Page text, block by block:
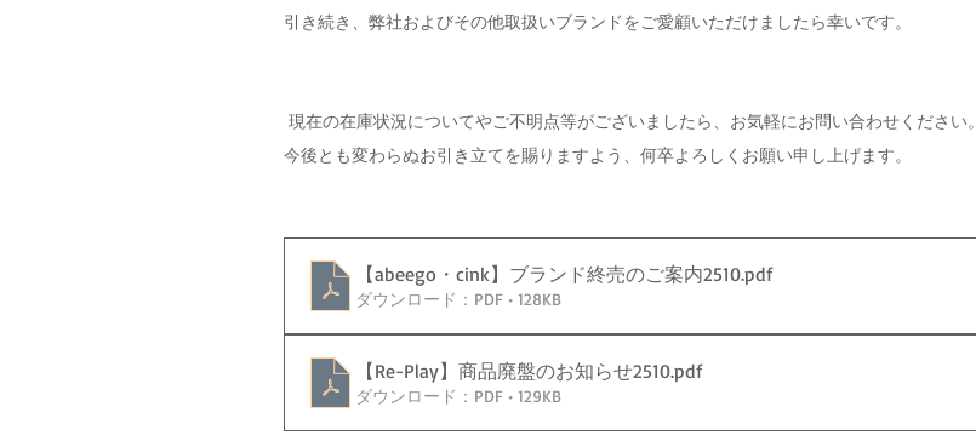
引き続き、弊社およびその他取扱いブランドをご愛顧いただけましたら幸いです。
現在の在庫状況についてやご不明点等がございましたら、お気軽にお問い合わせください。
今後とも変わらぬお引き立てを賜りますよう、何卒よろしくお願い申し上げます。
【abeego・cink】ブランド終売のご案内2510.pdf
ダウンロード：PDF • 128KB
【Re-Play】商品廃盤のお知らせ2510.pdf
ダウンロード：PDF • 129KB